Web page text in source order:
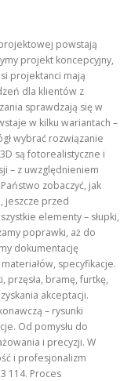
powstają
projekt koncepcyjny,
projektanci mają
dla klientów z
sprawdzają się w
w kilku wariantach –
wybrać rozwiązanie
są fotorealistyczne i
– z uwzględnieniem
zobaczyć, jak
jeszcze przed
elementy – słupki,
poprawki, aż do
dokumentację
specyfikacje.
przęsła, bramę, furtkę,
akceptacji.
– rysunki
Od pomysłu do
i precyzji. W
i profesjonalizm
114. Proces